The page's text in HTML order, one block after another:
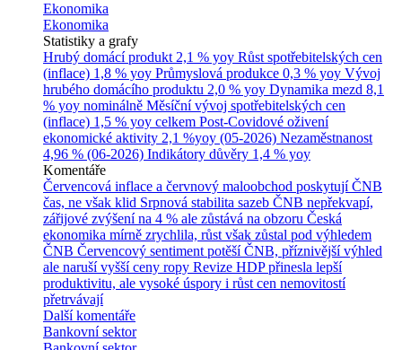
Ekonomika
Ekonomika
Statistiky a grafy
Hrubý domácí produkt 2,1 % yoy Růst spotřebitelských cen
(inflace) 1,8 % yoy Průmyslová produkce 0,3 % yoy Vývoj
hrubého domácího produktu 2,0 % yoy Dynamika mezd 8,1
% yoy nominálně Měsíční vývoj spotřebitelských cen
(inflace) 1,5 % yoy celkem Post-Covidové oživení
ekonomické aktivity 2,1 %yoy (05-2026) Nezaměstnanost
4,96 % (06-2026) Indikátory důvěry 1,4 % yoy
Komentáře
Červencová inflace a červnový maloobchod poskytují ČNB
čas, ne však klid Srpnová stabilita sazeb ČNB nepřekvapí,
zářijové zvýšení na 4 % ale zůstává na obzoru Česká
ekonomika mírně zrychlila, růst však zůstal pod výhledem
ČNB Červencový sentiment potěší ČNB, příznivější výhled
ale naruší vyšší ceny ropy Revize HDP přinesla lepší
produktivitu, ale vysoké úspory i růst cen nemovitostí
přetrvávají
Další komentáře
Bankovní sektor